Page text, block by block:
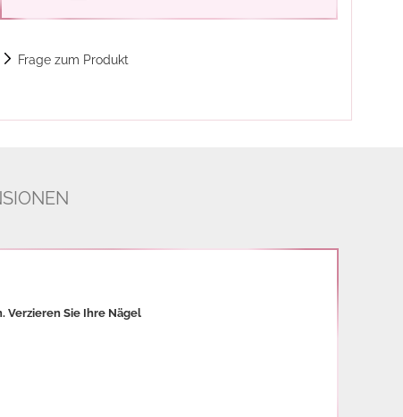
Frage zum Produkt
Verzieren Sie Ihre Nägel